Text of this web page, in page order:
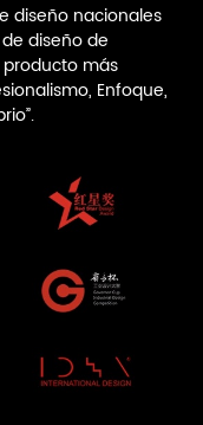
diseño nacionales
diseño de
producto más
Enfoque,